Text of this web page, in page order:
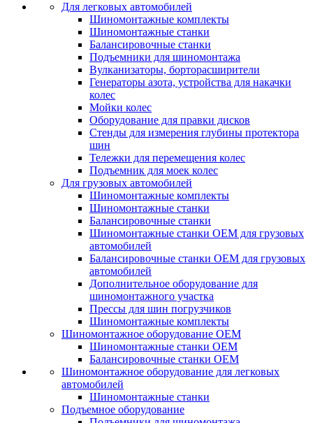
Для легковых автомобилей
Шиномонтажные комплекты
Шиномонтажные станки
Балансировочные станки
Подъемники для шиномонтажа
Вулканизаторы, борторасширители
Генераторы азота, устройства для накачки
колес
Мойки колес
Оборудование для правки дисков
Стенды для измерения глубины протектора
шин
Тележки для перемещения колес
Подъемник для моек колеc
Для грузовых автомобилей
Шиномонтажные комплекты
Шиномонтажные станки
Балансировочные станки
Шиномонтажные станки ОЕМ для грузовых
автомобилей
Балансировочные станки ОЕМ для грузовых
автомобилей
Дополнительное оборудование для
шиномонтажного участка
Прессы для шин погрузчиков
Шиномонтажные комплекты
Шиномонтажное оборудование ОЕМ
Шиномонтажные станки ОЕМ
Балансировочные станки ОЕМ
Шиномонтажное оборудование для легковых
автомобилей
Шиномонтажные станки
Подъемное оборудование